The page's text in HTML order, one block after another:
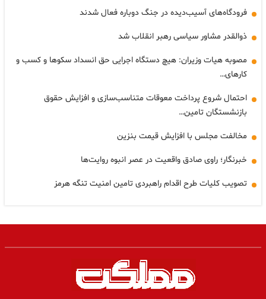
فرودگاه‌های آسیب‌دیده در جنگ دوباره فعال شدند
ذوالقدر مشاور سیاسی رهبر انقلاب شد
مصوبه هیات وزیران: هیچ دستگاه اجرایی حق انسداد سکوها و کسب و
کارهای…
احتمال شروع پرداخت معوقات متناسب‌سازی و افزایش حقوق
بازنشستگان تامین…
مخالفت مجلس با افزایش قیمت بنزین
خبرنگار؛ راوی صادق واقعیت در عصر انبوه روایت‌ها
تصویب کلیات طرح اقدام راهبردی تامین امنیت تنگه هرمز